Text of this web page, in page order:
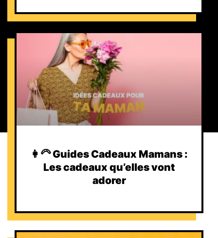
👩‍🦳 Guides Cadeaux Mamans :
Les cadeaux qu’elles vont
adorer